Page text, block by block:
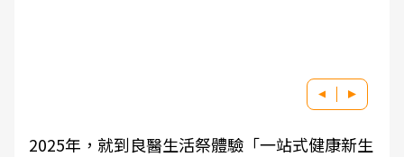
良醫健康網從「換季的身體變化」出發，透過醫